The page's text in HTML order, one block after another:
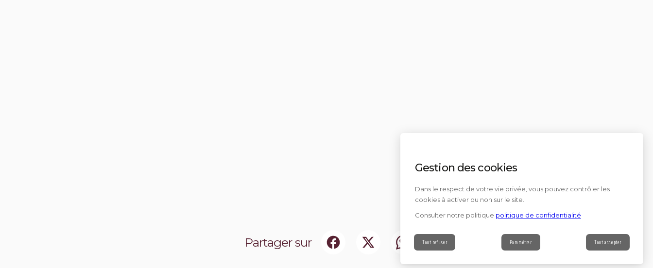
Contact
Partager sur
Gestion des cookies
Dans le respect de votre vie privée, vous pouvez contrôler les
cookies à activer ou non sur le site.
Consulter notre politique politique de confidentialité
Tout refuser Paramétrer Tout accepter